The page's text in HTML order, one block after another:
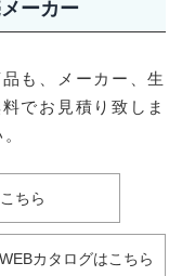
ーカー
も、メーカー、生
でお見積り致しま
ちら
カタログはこちら